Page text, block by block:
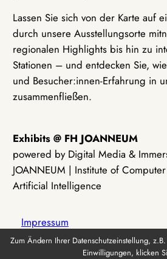
Lassen Sie sich von der Karte auf
durch unsere Ausstellungsorte
regionalen Highlights bis hin zu
Stationen – und entdecken Sie,
und Besucher:innen-Erfahrung in
zusammenfließen.
Exhibits @ FH JOANNEUM
powered by Digital Media &
JOANNEUM | Institute of
Artificial Intelligence
Impressum
Zum Ändern Ihrer Datenschutzeinstellung,
Einwilligungen, klicken